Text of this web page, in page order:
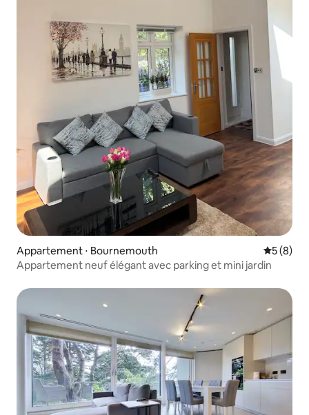
Appartement ⋅ Bournemouth
5 (8)
Appartement neuf élégant avec parking et mini jardin